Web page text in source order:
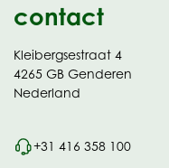
contact
Kleibergsestraat 4
4265 GB Genderen
Nederland
+31 416 358 100